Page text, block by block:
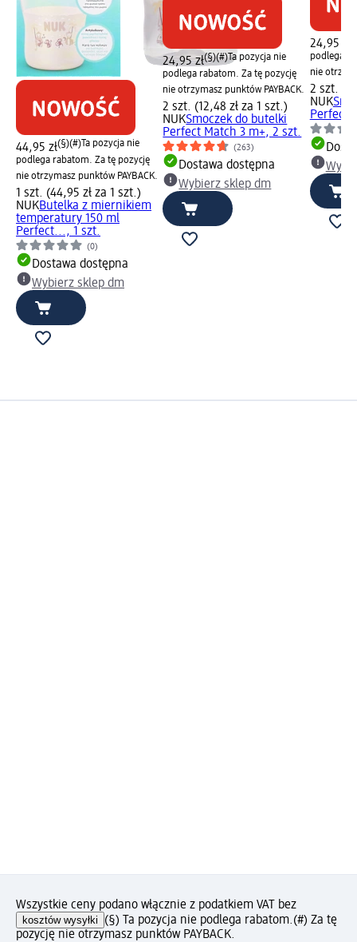
44,95 zł(§)(#) Ta pozycja nie
podlega rabatom. Za tę pozycję
nie otrzymasz punktów PAYBACK.
1 szt. (44,95 zł za 1 szt.)
NUKButelka z miernikiem
temperatury 150 ml
Perfect..., 1 szt.
(0)
Dostawa dostępna
Wybierz sklep dm
24,95 zł(§)(#)Ta pozycja nie
podlega rabatom. Za tę pozycję
nie otrzymasz punktów PAYBACK.
2 szt. (12,48 zł za 1 szt.)
NUKSmoczek do butelki
Perfect Match 3 m+, 2 szt.
(263)
Dostawa dostępna
Wybierz sklep dm
24,95 zł
podlega
nie
2 szt.
NUK
Perfect
Wszystkie ceny podano włącznie z podatkiem VAT bez
kosztów wysyłki (§) Ta pozycja nie podlega rabatom.(#) Za tę
pozycję nie otrzymasz punktów PAYBACK.